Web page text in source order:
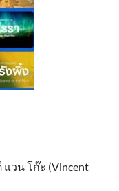
วน โก๊ะ (Vincent